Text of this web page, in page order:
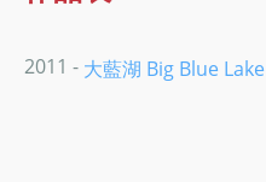
2011 - 大藍湖 Big Blue Lake